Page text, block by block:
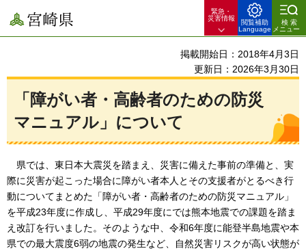
宮崎県
緊急・
災害情報
閲覧補助
Language
検索
メニュー
掲載開始日：2018年4月3日
更新日：2026年3月30日
「障がい者・高齢者のための防災
マニュアル」について
県では、東日本大震災を踏まえ、災害に備えた事前の準備と、実
際に災害が起こった場合に障がい者本人とその支援者がとるべき行
動についてまとめた「障がい者・高齢者のための防災マニュアル」
を平成23年度に作成し、平成29年度にでは熊本地震での課題を踏ま
え改訂を行いました。そのような中、令和6年度に能登半島地震や本
県での最大震度6弱の地震の発生など、自然災害リスクが高い状態が